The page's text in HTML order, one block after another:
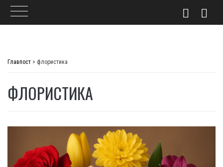
Главпост > флористика
ФЛОРИСТИКА